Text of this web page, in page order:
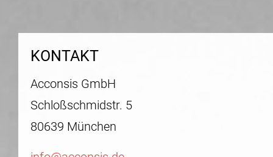
KONTAKT
Acconsis GmbH
Schloßschmidstr. 5
80639 München